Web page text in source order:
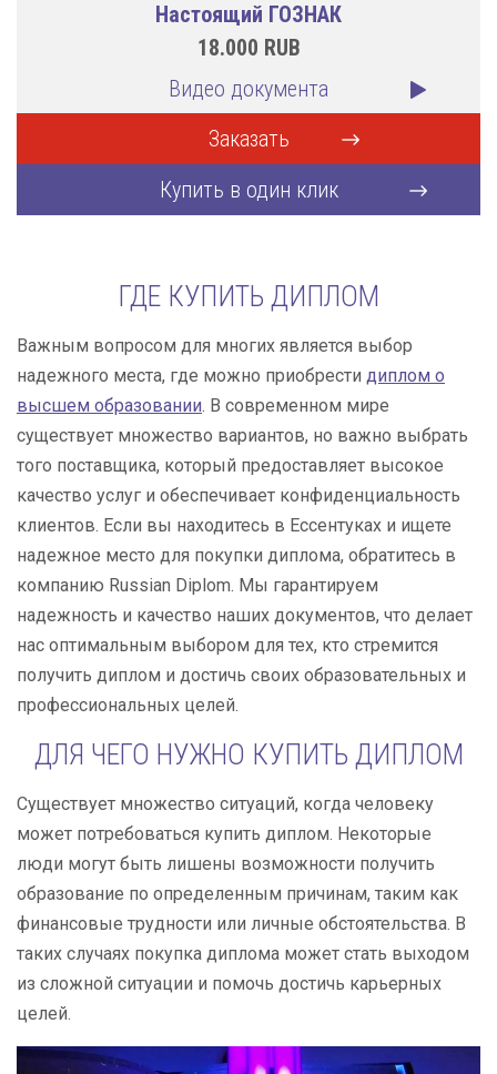
Настоящий ГОЗНАК
18.000 RUB
Видео документа
Заказать
Купить в один клик
ГДЕ КУПИТЬ ДИПЛОМ
Важным вопросом для многих является выбор
надежного места, где можно приобрести диплом о
высшем образовании. В современном мире
существует множество вариантов, но важно выбрать
того поставщика, который предоставляет высокое
качество услуг и обеспечивает конфиденциальность
клиентов. Если вы находитесь в Ессентуках и ищете
надежное место для покупки диплома, обратитесь в
компанию Russian Diplom. Мы гарантируем
надежность и качество наших документов, что делает
нас оптимальным выбором для тех, кто стремится
получить диплом и достичь своих образовательных и
профессиональных целей.
ДЛЯ ЧЕГО НУЖНО КУПИТЬ ДИПЛОМ
Существует множество ситуаций, когда человеку
может потребоваться купить диплом. Некоторые
люди могут быть лишены возможности получить
образование по определенным причинам, таким как
финансовые трудности или личные обстоятельства. В
таких случаях покупка диплома может стать выходом
из сложной ситуации и помочь достичь карьерных
целей.